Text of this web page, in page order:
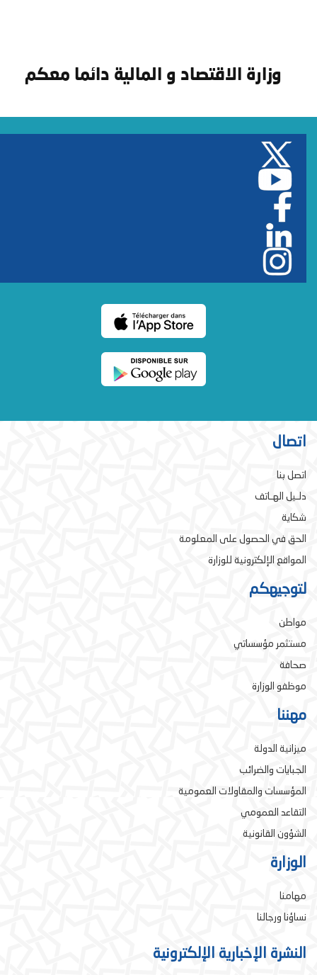
وزارة الاقتصاد و المالية دائما معكم
اتصال
اتصل بنا
دلـيل الهـاتف
شكاية
الحق في الحصول على المعلومة
المواقع الإلكترونية للوزارة
لتوجيهكم
مواطن
مستثمر مؤسساتي
صحافة
موظفو الوزارة
مهننا
ميزانية الدولة
الجبايات والضرائب
المؤسسات والمقاولات العمومية
التقاعد العمومي
الشؤون القانونية
الوزارة
مهامنا
نساؤنا ورجالنا
النشرة الإخبارية الإلكترونية